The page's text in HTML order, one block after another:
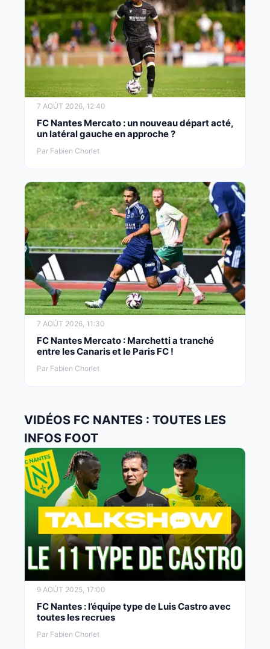
7 AOÛT 2026, 12:40
FC Nantes Mercato : un nouveau départ acté,
un latéral gauche en approche ?
Par Fabien Chorlet
7 AOÛT 2026, 11:30
FC Nantes Mercato : Marchetti a tranché
entre les Canaris et le Paris FC !
Par Fabien Chorlet
VIDÉOS FC NANTES : TOUTES LES
INFOS FOOT
9 AOÛT 2025, 17:00
FC Nantes : l’équipe type de Luis Castro avec
toutes les recrues
Par Fabien Chorlet